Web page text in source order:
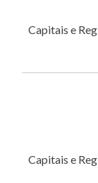
Capitais e
Capitais e